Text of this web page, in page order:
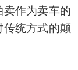
作为卖车的
统方式的颠